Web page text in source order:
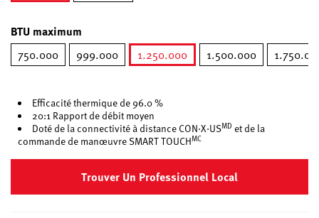
BTU maximum
750.000 999.000
1.250.000
1.500.000
Efficacité thermique de 96.0 %
20:1 Rapport de débit moyen
Doté de la connectivité à distance CON·X·USMD et de la
commande de manœuvre SMART TOUCHMC
Trouver Un Professionnel Local